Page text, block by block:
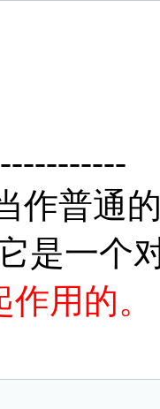
作普通
是一个
用的。